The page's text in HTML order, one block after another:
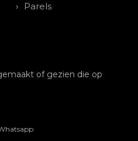
Parels
of gezien die op